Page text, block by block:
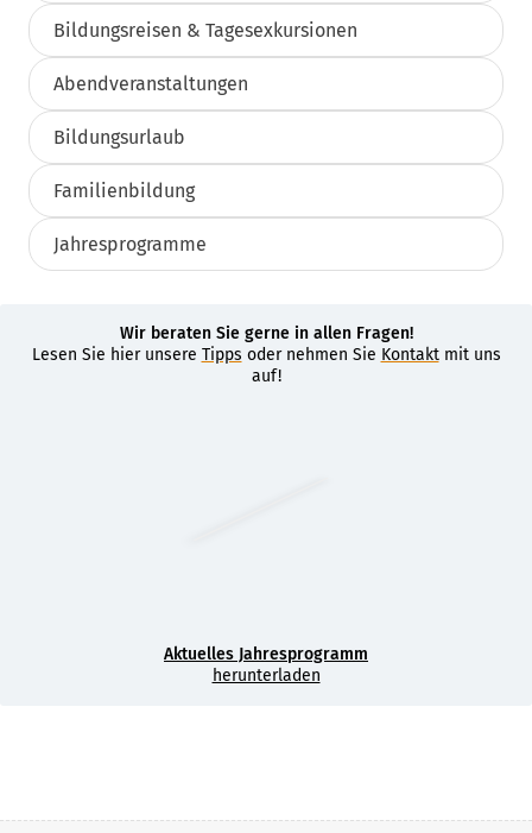
Bildungsreisen & Tagesexkursionen
Abendveranstaltungen
Bildungsurlaub
Familienbildung
Jahresprogramme
Wir beraten Sie gerne in allen Fragen!
Lesen Sie hier unsere Tipps oder nehmen Sie Kontaktmit uns
auf!
Aktuelles Jahresprogramm
herunterladen